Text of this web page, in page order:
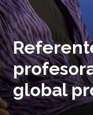
global